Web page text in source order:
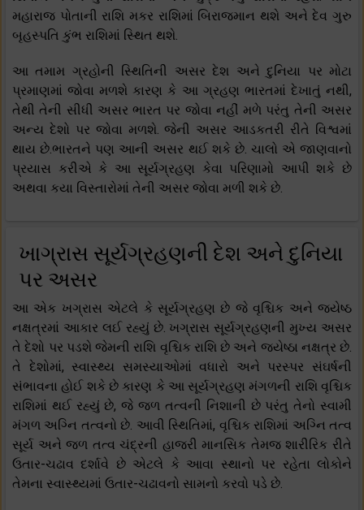
મહારાજ પોતાની રાશિ મકર રાશિમાં બિરાજમાન થશે અને દેવ ગુરુ
બૃહસ્પતિ કુંભ રાશિમાં સ્થિત થશે.
આ તમામ ગ્રહોની સ્થિતિની અસર દેશ અને દુનિયા પર મોટા
પ્રમાણમાં જોવા મળશે કારણ કે આ ગ્રહણ ભારતમાં દેખાતું નથી,
તેથી તેની સીધી અસર ભારત પર જોવા નહીં મળે પરંતુ તેની અસર
અન્ય દેશો પર જોવા મળશે. જેની અસર આડકતરી રીતે વિશ્વમાં
થાય છે.ભારતને પણ આની અસર થઈ શકે છે. ચાલો એ જાણવાનો
પ્રયાસ કરીએ કે આ સૂર્યગ્રહણ કેવા પરિણામો આપી શકે છે
અથવા કયા વિસ્તારોમાં તેની અસર જોવા મળી શકે છે.
ખાગ્રાસ સૂર્યગ્રહણની દેશ અને દુનિયા
પર અસર
આ એક ખગ્રાસ એટલે કે સૂર્યગ્રહણ છે જે વૃશ્ચિક અને જ્યેષ્ઠ
નક્ષત્રમાં આકાર લઈ રહ્યું છે. ખગ્રાસ સૂર્યગ્રહણની મુખ્ય અસર
તે દેશો પર પડશે જેમની રાશિ વૃશ્ચિક રાશિ છે અને જ્યેષ્ઠા નક્ષત્ર છે.
તે દેશોમાં, સ્વાસ્થ્ય સમસ્યાઓમાં વધારો અને પરસ્પર સંઘર્ષની
સંભાવના હોઈ શકે છે કારણ કે આ સૂર્યગ્રહણ મંગળની રાશિ વૃશ્ચિક
રાશિમાં થઈ રહ્યું છે, જે જળ તત્વની નિશાની છે પરંતુ તેનો સ્વામી
મંગળ અગ્નિ તત્વનો છે. આવી સ્થિતિમાં, વૃશ્ચિક રાશિમાં અગ્નિ તત્વ
સૂર્ય અને જળ તત્વ ચંદ્રની હાજરી માનસિક તેમજ શારીરિક રીતે
ઉતાર-ચઢાવ દર્શાવે છે એટલે કે આવા સ્થાનો પર રહેતા લોકોને
તેમના સ્વાસ્થ્યમાં ઉતાર-ચઢાવનો સામનો કરવો પડે છે.